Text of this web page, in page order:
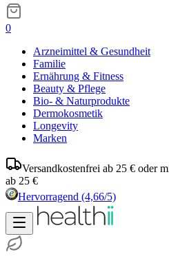
0
Arzneimittel & Gesundheit
Familie
Ernährung & Fitness
Beauty & Pflege
Bio- & Naturprodukte
Dermokosmetik
Longevity
Marken
Versandkostenfrei ab 25 € oder
ab 25 €
Hervorragend (4,66/5)